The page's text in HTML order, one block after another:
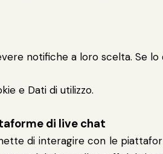
notifiche a loro scelta. Se
e Dati di utilizzo.
di live chat
di interagire con le